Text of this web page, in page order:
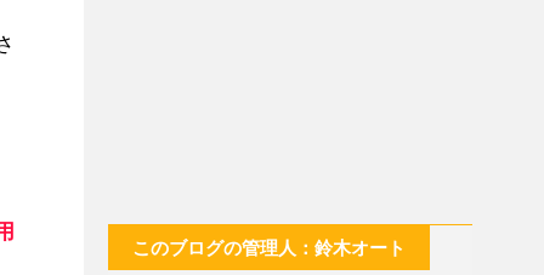
このブログの管理人：鈴木オート